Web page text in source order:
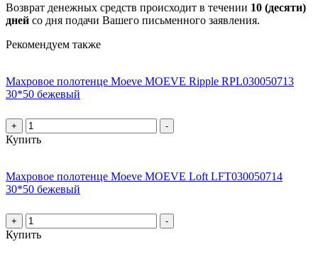
Возврат денежных средств происходит в течении 10 (десяти)
дней со дня подачи Вашего письменного заявления.
Рекомендуем также
Махровое полотенце Moeve MOEVE Ripple RPL030050713
30*50 бежевый
+ -
Купить
Махровое полотенце Moeve MOEVE Loft LFT030050714
30*50 бежевый
+ -
Купить